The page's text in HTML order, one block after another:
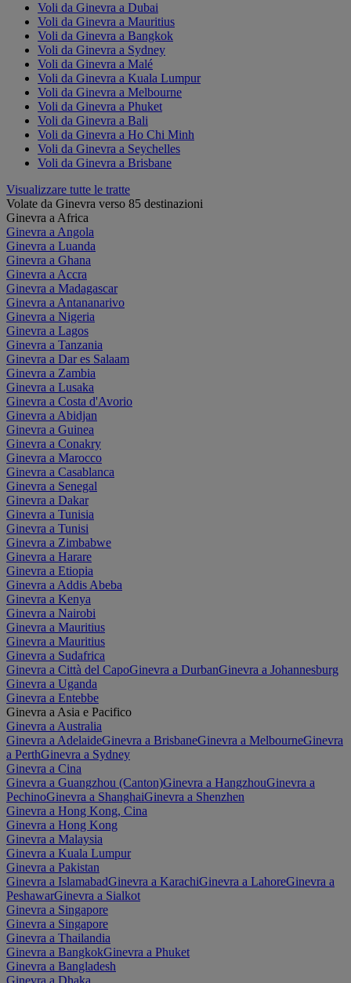
Voli da Ginevra a Dubai
Voli da Ginevra a Mauritius
Voli da Ginevra a Bangkok
Voli da Ginevra a Sydney
Voli da Ginevra a Malé
Voli da Ginevra a Kuala Lumpur
Voli da Ginevra a Melbourne
Voli da Ginevra a Phuket
Voli da Ginevra a Bali
Voli da Ginevra a Ho Chi Minh
Voli da Ginevra a Seychelles
Voli da Ginevra a Brisbane
Visualizzare tutte le tratte
Volate da Ginevra verso 85 destinazioni
Ginevra a Africa
Ginevra a Angola
Ginevra a Luanda
Ginevra a Ghana
Ginevra a Accra
Ginevra a Madagascar
Ginevra a Antananarivo
Ginevra a Nigeria
Ginevra a Lagos
Ginevra a Tanzania
Ginevra a Dar es Salaam
Ginevra a Zambia
Ginevra a Lusaka
Ginevra a Costa d'Avorio
Ginevra a Abidjan
Ginevra a Guinea
Ginevra a Conakry
Ginevra a Marocco
Ginevra a Casablanca
Ginevra a Senegal
Ginevra a Dakar
Ginevra a Tunisia
Ginevra a Tunisi
Ginevra a Zimbabwe
Ginevra a Harare
Ginevra a Etiopia
Ginevra a Addis Abeba
Ginevra a Kenya
Ginevra a Nairobi
Ginevra a Mauritius
Ginevra a Mauritius
Ginevra a Sudafrica
Ginevra a Città del CapoGinevra a DurbanGinevra a Johannesburg
Ginevra a Uganda
Ginevra a Entebbe
Ginevra a Asia e Pacifico
Ginevra a Australia
Ginevra a AdelaideGinevra a BrisbaneGinevra a MelbourneGinevra
a PerthGinevra a Sydney
Ginevra a Cina
Ginevra a Guangzhou (Canton)Ginevra a HangzhouGinevra a
PechinoGinevra a ShanghaiGinevra a Shenzhen
Ginevra a Hong Kong, Cina
Ginevra a Hong Kong
Ginevra a Malaysia
Ginevra a Kuala Lumpur
Ginevra a Pakistan
Ginevra a IslamabadGinevra a KarachiGinevra a LahoreGinevra a
PeshawarGinevra a Sialkot
Ginevra a Singapore
Ginevra a Singapore
Ginevra a Thailandia
Ginevra a BangkokGinevra a Phuket
Ginevra a Bangladesh